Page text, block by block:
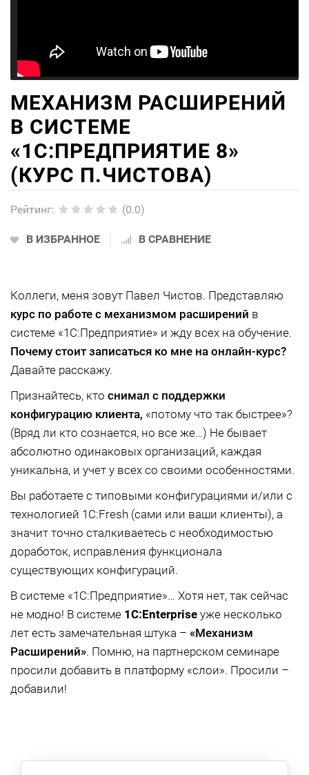
МЕХАНИЗМ РАСШИРЕНИЙ
В СИСТЕМЕ
«1С:ПРЕДПРИЯТИЕ 8»
(КУРС П.ЧИСТОВА)
Рейтинг: (0.0)
В ИЗБРАННОЕ В СРАВНЕНИЕ
Коллеги, меня зовут Павел Чистов. Представляю
курс по работе с механизмом расширений в
системе «1С:Предприятие» и жду всех на обучение.
Почему стоит записаться ко мне на онлайн-курс?
Давайте расскажу.
Признайтесь, кто снимал с поддержки
конфигурацию клиента, «потому что так быстрее»?
(Вряд ли кто сознается, но все же…) Не бывает
абсолютно одинаковых организаций, каждая
уникальна, и учет у всех со своими особенностями.
Вы работаете с типовыми конфигурациями и/или с
технологией 1C:Fresh (сами или ваши клиенты), а
значит точно сталкиваетесь с необходимостью
доработок, исправления функционала
существующих конфигураций.
В системе «1С:Предприятие»… Хотя нет, так сейчас
не модно! В системе 1C:Enterprise уже несколько
лет есть замечательная штука – «Механизм
Расширений». Помню, на партнерском семинаре
просили добавить в платформу «слои». Просили –
добавили!